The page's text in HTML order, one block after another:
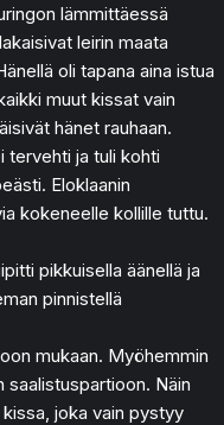
lämmittäessä
leirin maata
oli tapana aina istua
muut kissat vain
hänet rauhaan.
tervehti ja tuli kohti
Eloklaanin
kokeneelle kollille tuttu.
pikkuisella äänellä ja
pinnistellä
mukaan. Myöhemmin
saalistuspartioon. Näin
joka vain pystyy